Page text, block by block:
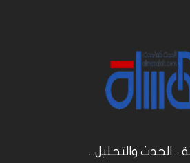
.. الحدث والتحليل...